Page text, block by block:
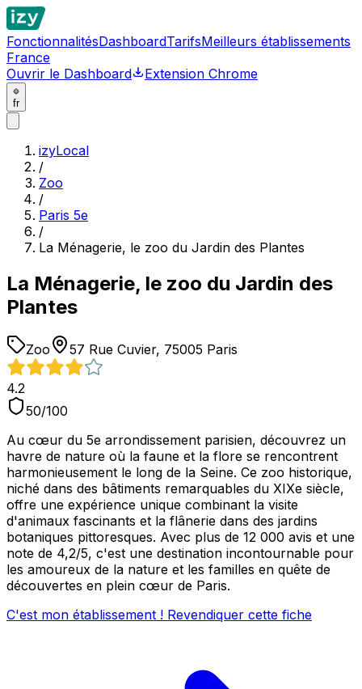
FonctionnalitésDashboardTarifsMeilleurs établissements
France
Ouvrir le Dashboard
Extension Chrome
fr
izyLocal
/
Zoo
/
Paris 5e
/
La Ménagerie, le zoo du Jardin des Plantes
La Ménagerie, le zoo du Jardin des
Plantes
Zoo 57 Rue Cuvier, 75005 Paris
4.2
50/100
Au cœur du 5e arrondissement parisien, découvrez un
havre de nature où la faune et la flore se rencontrent
harmonieusement le long de la Seine. Ce zoo historique,
niché dans des bâtiments remarquables du XIXe siècle,
offre une expérience unique combinant la visite
d'animaux fascinants et la flânerie dans des jardins
botaniques pittoresques. Avec plus de 12 000 avis et une
note de 4,2/5, c'est une destination incontournable pour
les amoureux de la nature et les familles en quête de
découvertes en plein cœur de Paris.
C'est mon établissement ! Revendiquer cette fiche